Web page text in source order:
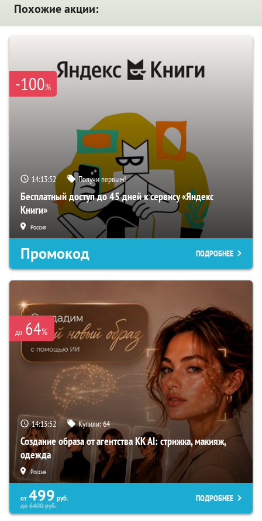
Похожие акции:
-100%
14:13:51 Получи первым!
Бесплатный доступ до 45 дней к сервису «Яндекс
Книги»
Россия
Промокод ПОДРОБНЕЕ
до 64%
14:13:51 Купили:64
Создание образа от агентства KK AI: стрижка, макияж,
одежда
Россия
от 499 руб.
до6400руб.
ПОДРОБНЕЕ